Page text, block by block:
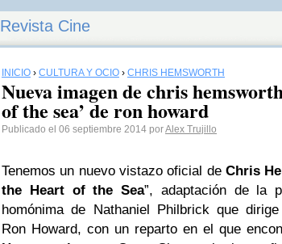
Revista Cine
INICIO › CULTURA Y OCIO › CHRIS HEMSWORTH
Nueva imagen de chris
of the sea’ de ron howard
Publicado el 06 septiembre 2014 porAlex Trujillo
Tenemos un nuevo vistazo oficial de Chris
the Heart of the Sea”, adaptación de la
homónima de Nathaniel Philbrick que
Ron Howard, con un reparto en el que